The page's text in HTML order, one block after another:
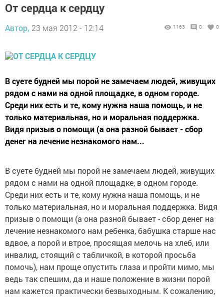
От сердца к сердцу
Автор, 23 мая 2012 - 12:14 1163 0 0
В суете будней мы порой не замечаем людей, живущих
рядом с нами на одной площадке, в одном городе.
Среди них есть и те, кому нужна наша помощь, и не
только материальная, но и моральная поддержка.
Видя призыв о помощи (а она разной бывает - сбор
денег на лечение незнакомого нам...
В суете будней мы порой не замечаем людей, живущих
рядом с нами на одной площадке, в одном городе.
Среди них есть и те, кому нужна наша помощь, и не
только материальная, но и моральная поддержка. Видя
призыв о помощи (а она разной бывает - сбор денег на
лечение незнакомого нам ребенка, бабушка старше нас
вдвое, а порой и втрое, просящая мелочь на хлеб, или
инвалид, стоящий с табличкой, в которой просьба
помочь), нам проще опустить глаза и пройти мимо, мы
ведь так спешим, да и наше положение в жизни порой
нам кажется практически безвыходным. К сожалению,